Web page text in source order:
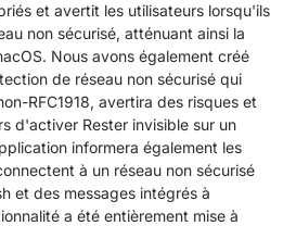
et avertit les utilisateurs lorsqu'ils
non sécurisé, atténuant ainsi la
Nous avons également créé
de réseau non sécurisé qui
RFC1918, avertira des risques et
d'activer Rester invisible sur un
informera également les
à un réseau non sécurisé
et des messages intégrés à
a été entièrement mise à